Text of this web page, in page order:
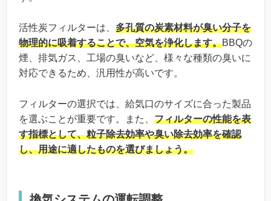
活性炭フィルターは、 多孔質の炭素材料が臭い分子を
物理的に吸着することで、空気を浄化します。BBQの
煙、排気ガス、工場の臭いなど、様々な種類の臭いに
対応できるため、汎用性が高いです。
フィルターの選択では、給気口のサイズに合った製品
を選ぶことが重要です。また、 フィルターの性能を表
す指標として、粒子除去効率や臭い除去効率を確認
し、用途に適したものを選びましょう。